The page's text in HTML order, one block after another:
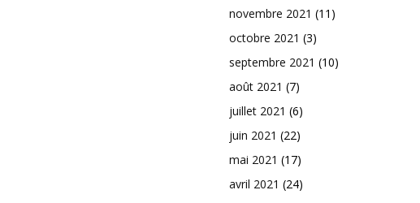
novembre 2021 (11)
octobre 2021 (3)
septembre 2021 (10)
août 2021 (7)
juillet 2021 (6)
juin 2021 (22)
mai 2021 (17)
avril 2021 (24)